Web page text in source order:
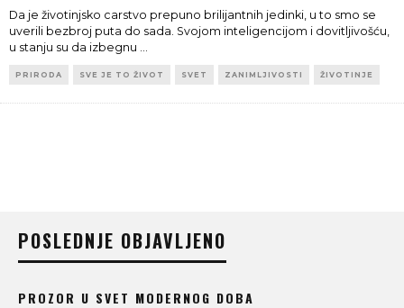
Da je životinjsko carstvo prepuno brilijantnih jedinki, u to smo se
uverili bezbroj puta do sada. Svojom inteligencijom i dovitljivošću,
u stanju su da izbegnu
PRIRODA SVE JE TO ŽIVOT SVET ZANIMLJIVOSTI ŽIVOTINJE
POSLEDNJE OBJAVLJENO
PROZOR U SVET MODERNOG DOBA